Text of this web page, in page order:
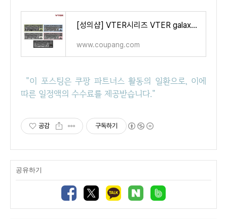
[성의샵] VTER시리즈 VTER galaxy80 PRO CNC알루미늄 기계식 게이밍 키보드 RGB램프 전키핫스왑 객제화축
www.coupang.com
"이 포스팅은 쿠팡 파트너스 활동의 일환으로, 이에
따른 일정액의 수수료를 제공받습니다."
공감 구독하기
공유하기